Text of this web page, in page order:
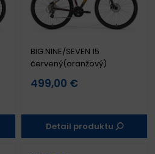
BIG.NINE/SEVEN 15
červený(oranžový)
499,00 €
Detail produktu